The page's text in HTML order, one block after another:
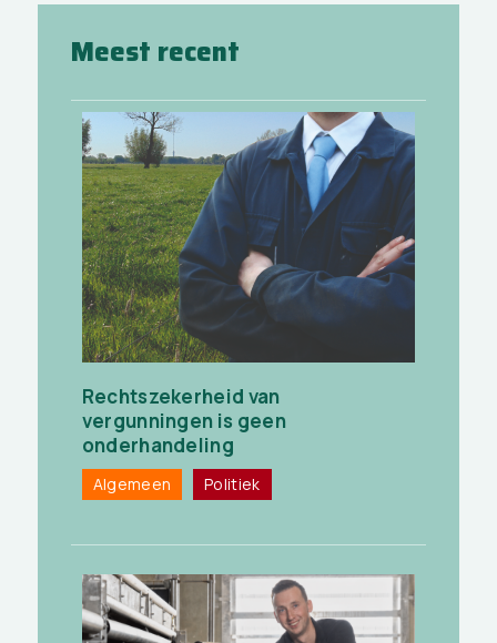
Meest recent
Rechtszekerheid van
vergunningen is geen
onderhandeling
Algemeen Politiek